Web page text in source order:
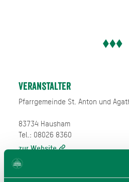
Veranstalter
Pfarrgemeinde St. Anton und
83734 Hausham
Tel.: 08026 8360
zur Website
E-Mail verfassen